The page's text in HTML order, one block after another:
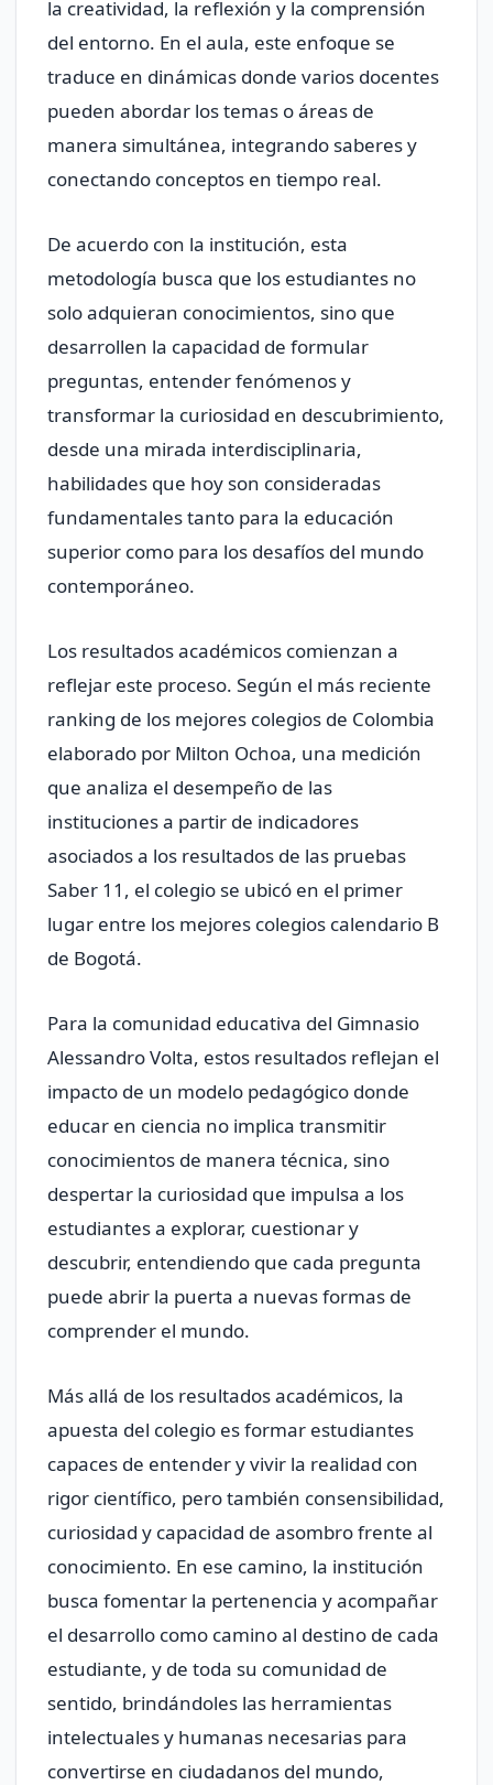
la creatividad, la reflexión y la comprensión
del entorno. En el aula, este enfoque se
traduce en dinámicas donde varios docentes
pueden abordar los temas o áreas de
manera simultánea, integrando saberes y
conectando conceptos en tiempo real.
De acuerdo con la institución, esta
metodología busca que los estudiantes no
solo adquieran conocimientos, sino que
desarrollen la capacidad de formular
preguntas, entender fenómenos y
transformar la curiosidad en descubrimiento,
desde una mirada interdisciplinaria,
habilidades que hoy son consideradas
fundamentales tanto para la educación
superior como para los desafíos del mundo
contemporáneo.
Los resultados académicos comienzan a
reflejar este proceso. Según el más reciente
ranking de los mejores colegios de Colombia
elaborado por Milton Ochoa, una medición
que analiza el desempeño de las
instituciones a partir de indicadores
asociados a los resultados de las pruebas
Saber 11, el colegio se ubicó en el primer
lugar entre los mejores colegios calendario B
de Bogotá.
Para la comunidad educativa del Gimnasio
Alessandro Volta, estos resultados reflejan el
impacto de un modelo pedagógico donde
educar en ciencia no implica transmitir
conocimientos de manera técnica, sino
despertar la curiosidad que impulsa a los
estudiantes a explorar, cuestionar y
descubrir, entendiendo que cada pregunta
puede abrir la puerta a nuevas formas de
comprender el mundo.
Más allá de los resultados académicos, la
apuesta del colegio es formar estudiantes
capaces de entender y vivir la realidad con
rigor científico, pero también consensibilidad,
curiosidad y capacidad de asombro frente al
conocimiento. En ese camino, la institución
busca fomentar la pertenencia y acompañar
el desarrollo como camino al destino de cada
estudiante, y de toda su comunidad de
sentido, brindándoles las herramientas
intelectuales y humanas necesarias para
convertirse en ciudadanos del mundo,